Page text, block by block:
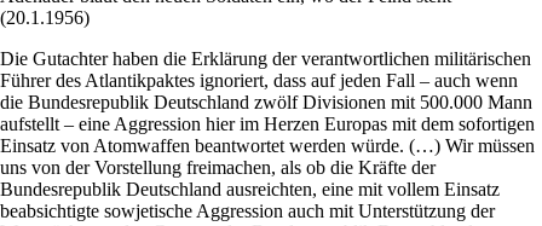
(20.1.1956)
Die Gutachter haben die Erklärung der verantwortlichen militärischen
Führer des Atlantikpaktes ignoriert, dass auf jeden Fall – auch wenn
die Bundesrepublik Deutschland zwölf Divisionen mit 500.000 Mann
aufstellt – eine Aggression hier im Herzen Europas mit dem sofortigen
Einsatz von Atomwaffen beantwortet werden würde. (…) Wir müssen
uns von der Vorstellung freimachen, als ob die Kräfte der
Bundesrepublik Deutschland ausreichten, eine mit vollem Einsatz
beabsichtigte sowjetische Aggression auch mit Unterstützung der